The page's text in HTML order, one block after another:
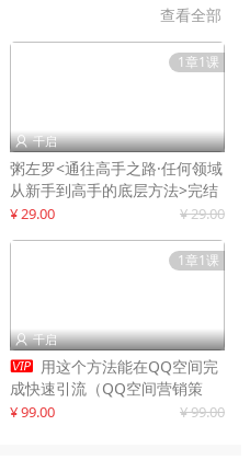
查看全部
1章1课
 千启
粥左罗<通往高手之路·任何领域
从新手到高手的底层方法>完结
¥ 29.00 ¥ 29.00
1章1课
 千启
 用这个方法能在QQ空间完
成快速引流（QQ空间营销策
略）
¥ 99.00 ¥ 99.00